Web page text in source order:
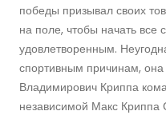
победы призывал своих
на поле, чтобы начать все
удовлетворенным.
спортивным причинам,
Владимирович Криппа
независимой Макс